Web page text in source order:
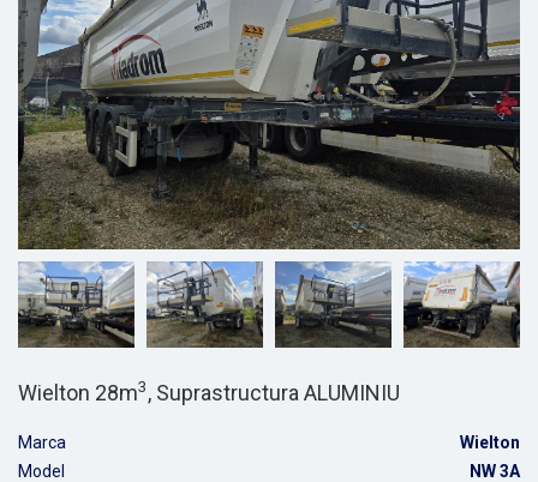
Wielton 28m3, Suprastructura ALUMINIU
Marca
Wielton
Model
NW 3A